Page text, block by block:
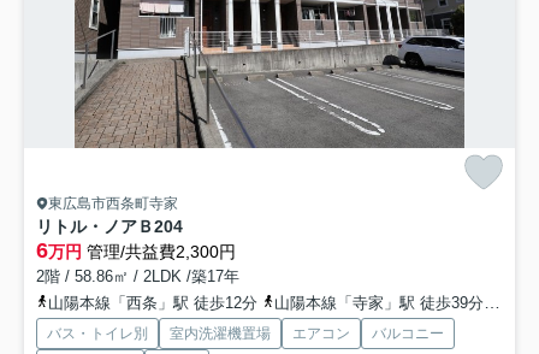
東広島市西条町寺家
リトル・ノアＢ204
6万円 管理/共益費2,300円
2階 / 58.86㎡ / 2LDK /築17年
山陽本線「西条」駅 徒歩12分
山陽本線「寺家」駅 徒歩39分
バス・トイレ別 室内洗濯機置場 エアコン バルコニー